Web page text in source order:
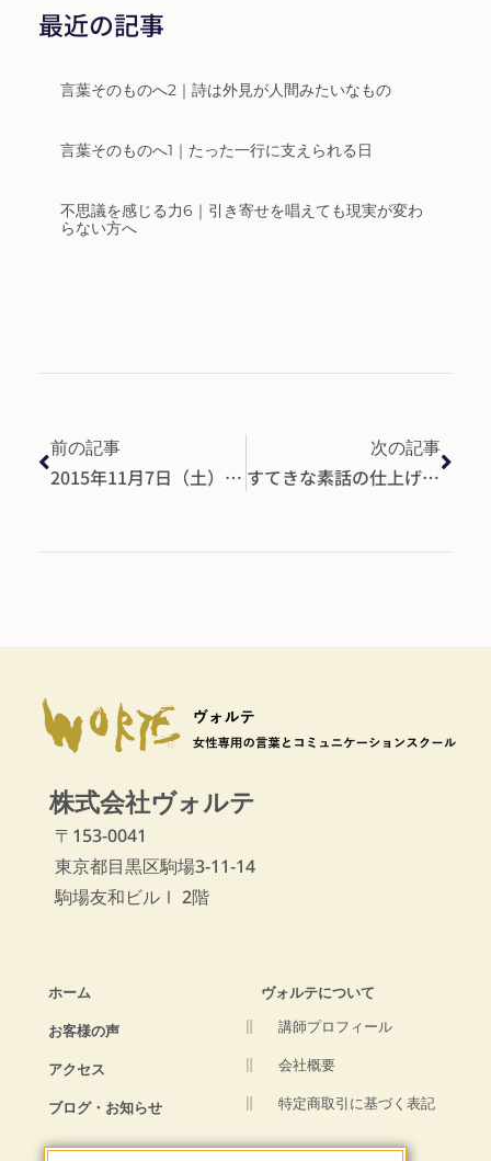
最近の記事
言葉そのものへ2｜詩は外見が人間みたいなもの
言葉そのものへ1｜たった一行に支えられる日
不思議を感じる力6｜引き寄せを唱えても現実が変わ
らない方へ
前の記事
2015年11月7日（土）PIECES vol.4 「そして・・・」ご予約で満席御礼！
次の記事
すてきな素話の仕上げ方 vol.1｜紙を見ずに自分の言葉で語るための最初のステップ
株式会社ヴォルテ
〒153-0041
東京都目黒区駒場3-11-14
駒場友和ビルⅠ 2階
ホーム
お客様の声
アクセス
ブログ・お知らせ
ヴォルテについて
講師プロフィール
会社概要
特定商取引に基づく表記